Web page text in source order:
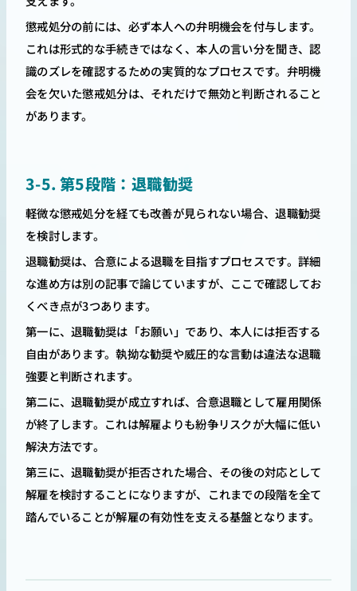
懲戒処分の前には、必ず本人への弁明機会を付与します。
これは形式的な手続きではなく、本人の言い分を聞き、認
識のズレを確認するための実質的なプロセスです。弁明機
会を欠いた懲戒処分は、それだけで無効と判断されること
があります。
3-5. 第5段階：退職勧奨
軽微な懲戒処分を経ても改善が見られない場合、退職勧奨
を検討します。
退職勧奨は、合意による退職を目指すプロセスです。詳細
な進め方は別の記事で論じていますが、ここで確認してお
くべき点が3つあります。
第一に、退職勧奨は「お願い」であり、本人には拒否する
自由があります。執拗な勧奨や威圧的な言動は違法な退職
強要と判断されます。
第二に、退職勧奨が成立すれば、合意退職として雇用関係
が終了します。これは解雇よりも紛争リスクが大幅に低い
解決方法です。
第三に、退職勧奨が拒否された場合、その後の対応として
解雇を検討することになりますが、これまでの段階を全て
踏んでいることが解雇の有効性を支える基盤となります。